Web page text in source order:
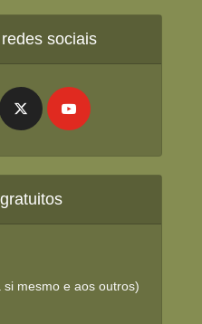
sociais
mesmo e aos outros)